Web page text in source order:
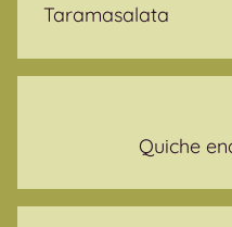
Taramasalata
Quiche